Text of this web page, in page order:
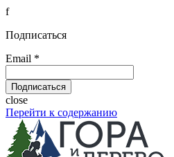
f
Подписаться
Email *
close
Перейти к содержанию